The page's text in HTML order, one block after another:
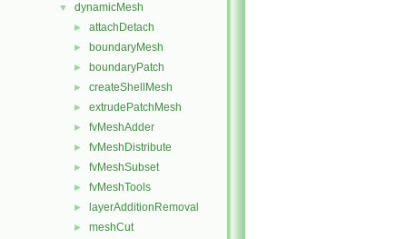
▼ dynamicMesh
► attachDetach
► boundaryMesh
► boundaryPatch
► createShellMesh
► extrudePatchMesh
► fvMeshAdder
► fvMeshDistribute
► fvMeshSubset
► fvMeshTools
► layerAdditionRemoval
► meshCut